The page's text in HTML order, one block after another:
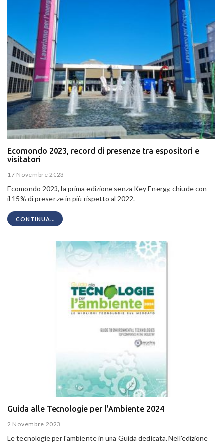
Ecomondo 2023, record di presenze tra espositori e
visitatori
17 Novembre 2023
Ecomondo 2023, la prima edizione senza Key Energy, chiude con
il 15% di presenze in più rispetto al 2022.
CONTINUA...
Guida alle Tecnologie per l'Ambiente 2024
2 Novembre 2023
Le tecnologie per l'ambiente in una Guida dedicata. Nell'edizione